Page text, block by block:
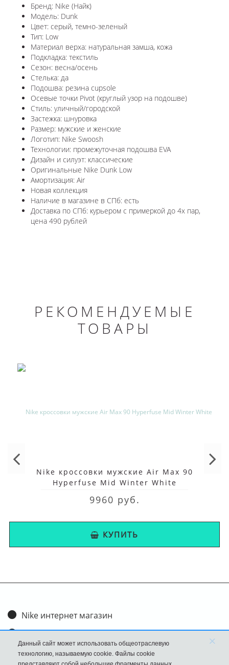
Бренд: Nike (Найк)
Модель: Dunk
Цвет: серый, темно-зеленый
Тип: Low
Материал верха: натуральная замша, кожа
Подкладка: текстиль
Сезон: весна/осень
Стелька: да
Подошва: резина cupsole
Осевые точки Pivot (круглый узор на подошве)
Стиль: уличный/городской
Застежка: шнуровка
Размер: мужские и женские
Логотип: Nike Swoosh
Технологии: промежуточная подошва EVA
Дизайн и силуэт: классические
Оригинальные Nike Dunk Low
Амортизация: Air
Новая коллекция
Наличие в магазине в СПб: есть
Доставка по СПб: курьером с примеркой до 4х пар,
цена 490 рублей
РЕКОМЕНДУЕМЫЕ
ТОВАРЫ
Nike кроссовки мужские Air Max 90
Hyperfuse Mid Winter White
9960 руб.
КУПИТЬ
Nike интернет магазин
Доставка и оплата
Обмен и возврат
Данный сайт может использовать общеотраслевую
технологию, называемую cookie. Файлы cookie
×